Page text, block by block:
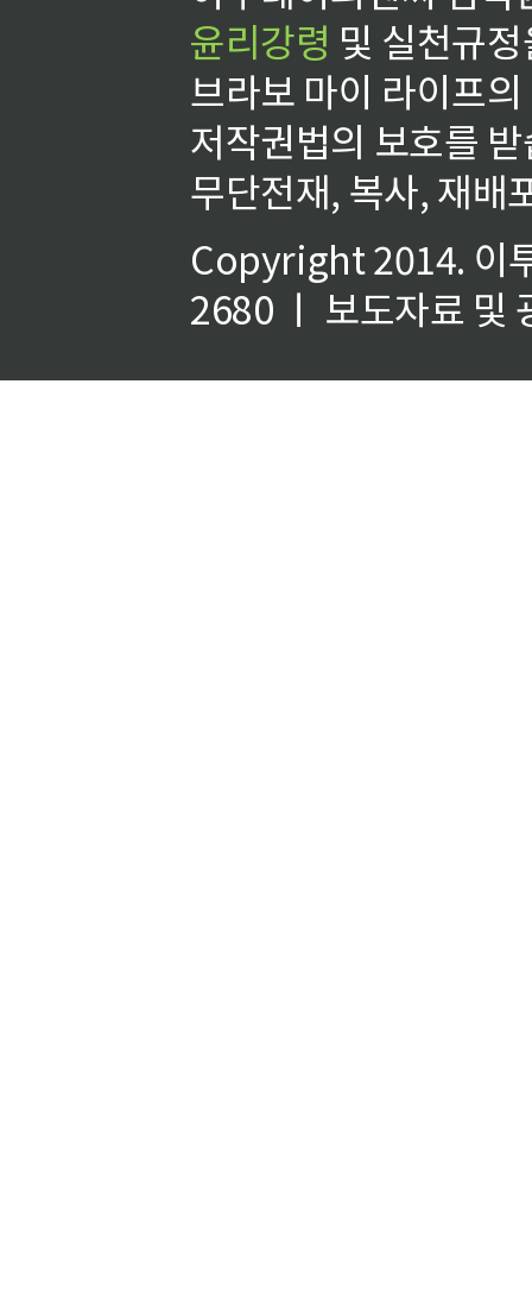
윤리강령 및 실천규
브라보 마이 라이프
저작권법의 보호를
무단전재, 복사, 재배
Copyright 2014. 이
2680 ㅣ 보도자료